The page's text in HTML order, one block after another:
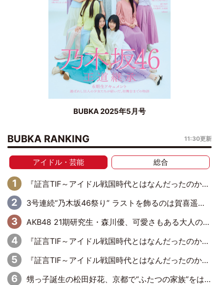
BUBKA 2025年5月号
BUBKA RANKING 11:30更新
アイドル・芸能 総合
『証言TIF～アイドル戦国時代とはなんだったのか～』第6回：でんぱ組.inc・古川未鈴×相沢梨紗「『ハロプロやりたかったな』って言ったら、夢眠ねむさんに『てめえはでんぱ組．incなんだよ！』って肩パンされて(笑)」
3号連続“乃木坂46祭り” ラストを飾るのは賀喜遥香…5年ぶりの登場に「5年分大人になった私を見ていただけたら」
AKB48 21期研究生・森川優、可愛さもある大人の女性に
『証言TIF～アイドル戦国時代とはなんだったのか～』第11回：私立恵比寿中学・真山りか×安本彩花「TIFで10年ぶりのキョンシーメイクをしたら、場を完全に引かせてしまって。時代が変わったんだなって」
『証言TIF～アイドル戦国時代とはなんだったのか～』第10回：さくら学院・武藤彩未×飯田らうら「正直、中3で辞めるというのを信じてなくて。そう言われてはいたけど、嘘でしょって」
甥っ子誕生の松田好花、京都で“ふたつの家族”をはしご！ “母”黒谷友香に見送られ、“父”松岡昌宏とはハシゴ酒